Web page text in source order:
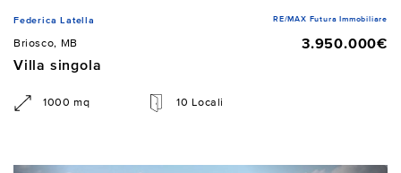
Federica Latella RE/MAX Futura Immobiliare
Briosco, MB
3.950.000€
Villa singola
1000 mq 10 Locali